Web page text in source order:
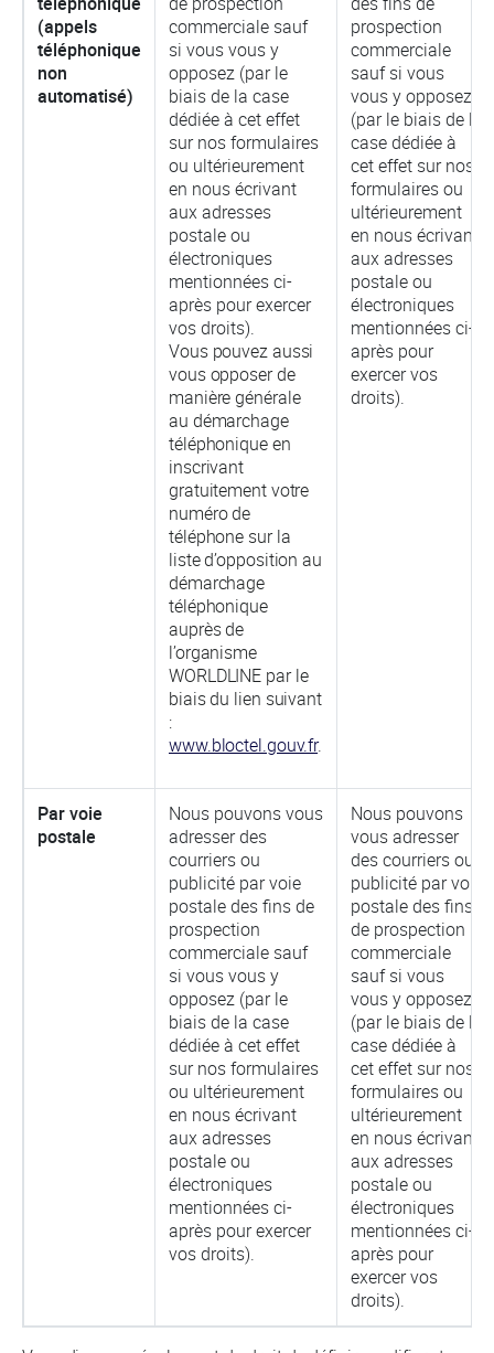
(appels
téléphonique
non
automatisé)
commerciale sauf
si vous vous y
opposez (par le
biais de la case
dédiée à cet effet
sur nos formulaires
ou ultérieurement
en nous écrivant
aux adresses
postale ou
électroniques
mentionnées ci-
après pour exercer
vos droits).
Vous pouvez aussi
vous opposer de
manière générale
au démarchage
téléphonique en
inscrivant
gratuitement votre
numéro de
téléphone sur la
liste d’opposition au
démarchage
téléphonique
auprès de
l’organisme
WORLDLINE par le
biais du lien suivant
:
www.bloctel.gouv.fr.
prospection
commerciale
sauf si vous
vous y opposez
(par le biais de la
case dédiée à
cet effet sur nos
formulaires ou
ultérieurement
en nous écrivant
aux adresses
postale ou
électroniques
mentionnées ci-
après pour
exercer vos
droits).
Par voie
postale
Nous pouvons vous
adresser des
courriers ou
publicité par voie
postale des fins de
prospection
commerciale sauf
si vous vous y
opposez (par le
biais de la case
dédiée à cet effet
sur nos formulaires
ou ultérieurement
en nous écrivant
aux adresses
postale ou
électroniques
mentionnées ci-
après pour exercer
vos droits).
Nous pouvons
vous adresser
des courriers ou
publicité par voie
postale des fins
de prospection
commerciale
sauf si vous
vous y opposez
(par le biais de la
case dédiée à
cet effet sur nos
formulaires ou
ultérieurement
en nous écrivant
aux adresses
postale ou
électroniques
mentionnées ci-
après pour
exercer vos
droits).